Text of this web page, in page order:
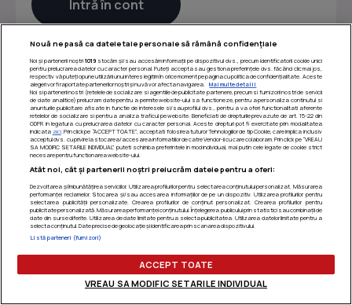
Termeni si conditii|Politica de confidentialitate|Politica
de utilizare cookie-uri|Gestionați preferințele
Nouă ne pasă ca datele tale personale să rămână confidențiale
Noi și partenerii noștri 1019stocăm și/sau accesăm informații pe dispozitivul dvs., precum identificatorii cookie unici
pentru prelucrarea datelor cu caracter personal. Puteți accepta sau gestiona preferințele dvs. făcând clic mai jos,
respectiv vă puteți opune utilizării unui interes legitim în orice moment pe pagina cu politica de confidențialitate. Aceste
alegeri vor fi raportate partenerilor noștri și nu vă vor afecta navigarea.
Mai multe detalii
Noi si partenerii nostri (retelele de socializare si agentiile de publicitate partenere, precum si furnizorii nostri de servicii
de date analitice) prelucram date pentru a permite website-ului sa functioneze, pentru a personaliza continutul si
anunturile publicitare afisate in functie de interesele si/sau profilul dvs., pentru a va oferi functionalitati aferente
retelelor de socializare si pentru a analiza traficul pe website. Beneficiati de drepturile prevazute de art. 15-22 din
GDPR in legatura cu prelucrarea datelor cu caracter personal. Aceste drepturi pot fi exercitate prin modalitatea
indicata aici. Prin click pe “ACCEPT TOATE”, acceptati folosirea tuturor Tehnologiilor de tip Cookie, care implica inclusiv
acceptul dvs. cu privire la stocarea/accesarea informatiilor de catre Vendor-ii cu care colaboram. Prin click pe “VREAU
SA MODIFIC SETARILE INDIVIDUAL” puteti schimba preferintele in mod individual, mai putin cele legate de cookie strict
necesare pentru functionarea website-ului.
Atât noi, cât și partenerii noștri prelucrăm datele pentru a oferi:
Dezvoltarea și îmbunătățirea serviciilor. Utilizarea profilurilor pentru selectarea conținutului personalizat. Măsurarea
performanței reclamelor. Stocarea și/sau accesarea informațiilor de pe un dispozitiv. Utilizarea profilurilor pentru
selectarea publicității personalizate. Crearea profilurilor de conținut personalizat. Crearea profilurilor pentru
publicitate personalizată. Măsurarea performanței conținutului. Înțelegerea publicului prin statistici sau combinații de
date din surse diferite. Utilizarea de date limitate pentru a selecta publicitatea. Utilizarea datelor limitate pentru a
selecta conținutul. Date precise de geolocație și identificarea prin scanarea dispozitivului.
Listă parteneri (furnizori)
ACCEPT TOATE
VREAU SA MODIFIC SETARILE INDIVIDUAL